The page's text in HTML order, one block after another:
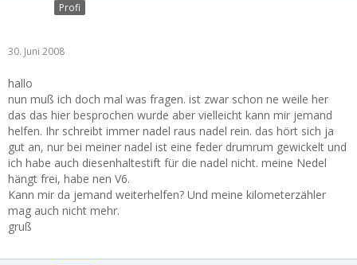
Profi
30. Juni 2008
hallo
nun muß ich doch mal was fragen. ist zwar schon ne weile her
das das hier besprochen wurde aber vielleicht kann mir jemand
helfen. Ihr schreibt immer nadel raus nadel rein. das hört sich ja
gut an, nur bei meiner nadel ist eine feder drumrum gewickelt und
ich habe auch diesenhaltestift für die nadel nicht. meine Nedel
hängt frei, habe nen V6.
Kann mir da jemand weiterhelfen? Und meine kilometerzähler
mag auch nicht mehr.
gruß